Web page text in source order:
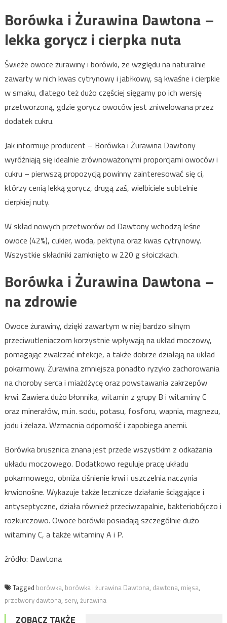
Borówka i Żurawina Dawtona –
lekka gorycz i cierpka nuta
Świeże owoce żurawiny i borówki, ze względu na naturalnie
zawarty w nich kwas cytrynowy i jabłkowy, są kwaśne i cierpkie
w smaku, dlatego też dużo częściej sięgamy po ich wersję
przetworzoną, gdzie gorycz owoców jest zniwelowana przez
dodatek cukru.
Jak informuje producent – Borówka i Żurawina Dawtony
wyróżniają się idealnie zrównoważonymi proporcjami owoców i
cukru – pierwszą propozycją powinny zainteresować się ci,
którzy cenią lekką gorycz, drugą zaś, wielbiciele subtelnie
cierpkiej nuty.
W skład nowych przetworów od Dawtony wchodzą leśne
owoce (42%), cukier, woda, pektyna oraz kwas cytrynowy.
Wszystkie składniki zamknięto w 220 g słoiczkach.
Borówka i Żurawina Dawtona –
na zdrowie
Owoce żurawiny, dzięki zawartym w niej bardzo silnym
przeciwutleniaczom korzystnie wpływają na układ moczowy,
pomagając zwalczać infekcje, a także dobrze działają na układ
pokarmowy. Żurawina zmniejsza ponadto ryzyko zachorowania
na choroby serca i miażdżycę oraz powstawania zakrzepów
krwi. Zawiera dużo błonnika, witamin z grupy B i witaminy C
oraz minerałów, m.in. sodu, potasu, fosforu, wapnia, magnezu,
jodu i żelaza. Wzmacnia odporność i zapobiega anemii.
Borówka brusznica znana jest przede wszystkim z odkażania
układu moczowego. Dodatkowo reguluje pracę układu
pokarmowego, obniża ciśnienie krwi i uszczelnia naczynia
krwionośne. Wykazuje także lecznicze działanie ściągające i
antyseptyczne, działa również przeciwzapalnie, bakteriobójczo i
rozkurczowo. Owoce borówki posiadają szczególnie dużo
witaminy C, a także witaminy A i P.
źródło: Dawtona
Tagged borówka, borówka i żurawina Dawtona, dawtona, mięsa,
przetwory dawtona, sery, żurawina
ZOBACZ TAKŻE